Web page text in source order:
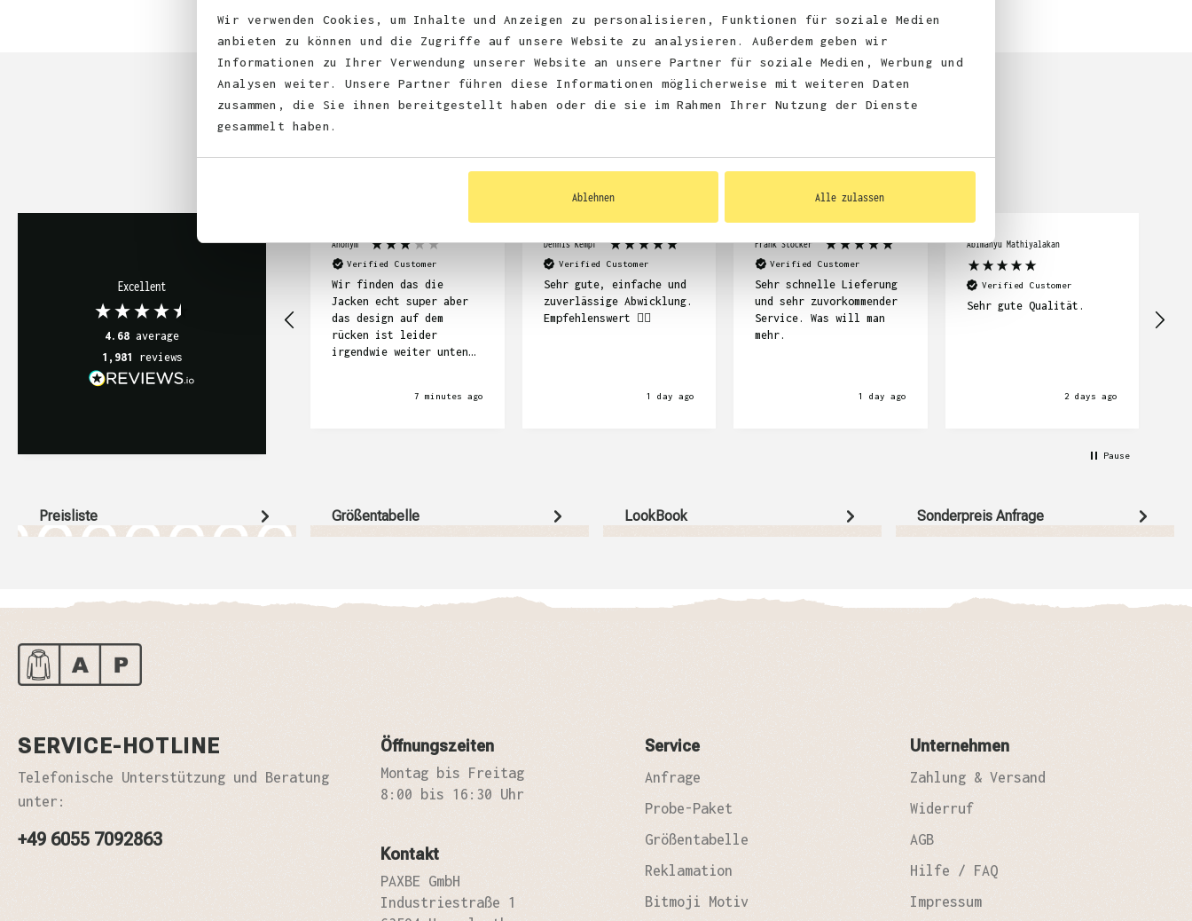
Wir verwenden Cookies, um Inhalte und Anzeigen zu personalisieren, Funktionen für soziale Medien
anbieten zu können und die Zugriffe auf unsere Website zu analysieren. Außerdem geben wir
Informationen zu Ihrer Verwendung unserer Website an unsere Partner für soziale Medien, Werbung und
Analysen weiter. Unsere Partner führen diese Informationen möglicherweise mit weiteren Daten
zusammen, die Sie ihnen bereitgestellt haben oder die sie im Rahmen Ihrer Nutzung der Dienste
gesammelt haben.
Ablehnen Alle zulassen
KUNDEN FEEDBACK 🫶
Excellent
4.68 average
1,981 reviews
Anonym
Verified Customer
Wir finden das die
Jacken echt super aber
das design auf dem
rücken ist leider
irgendwie weiter unten
7 minutes ago
Dennis Kempf
Verified Customer
Sehr gute, einfache und
zuverlässige Abwicklung.
Empfehlenswert ☝🏽
1 day ago
Frank Stöcker
Verified Customer
Sehr schnelle Lieferung
und sehr zuvorkommender
Service. Was will man
mehr.
1 day ago
Abimanyu Mathiyalakan
Verified Customer
Sehr gute Qualität.
2 days ago
Pause
Preisliste Größentabelle LookBook Sonderpreis Anfrage
SERVICE-HOTLINE
Telefonische Unterstützung und Beratung
unter:
+49 6055 7092863
Öffnungszeiten
Montag bis Freitag
8:00 bis 16:30 Uhr
Kontakt
PAXBE GmbH
Industriestraße 1
Service
Anfrage
Probe-Paket
Größentabelle
Reklamation
Bitmoji Motiv
Unternehmen
Zahlung & Versand
Widerruf
AGB
Hilfe / FAQ
Impressum